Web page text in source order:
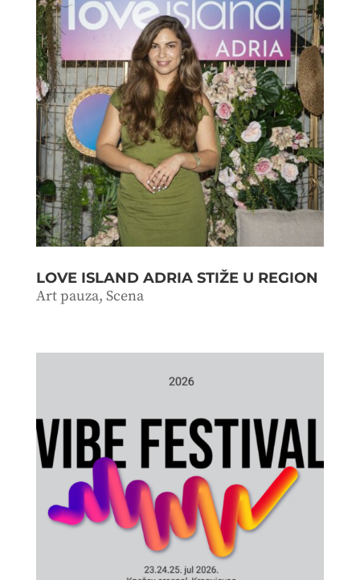
LOVE ISLAND ADRIA STIŽE U REGION
Art pauza, Scena